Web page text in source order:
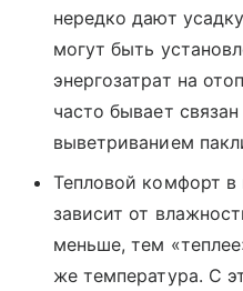
нередко дают
могут быть
энергозатрат на
часто бывает
выветриванием
Тепловой комфорт
зависит от
меньше, тем
же температура. С